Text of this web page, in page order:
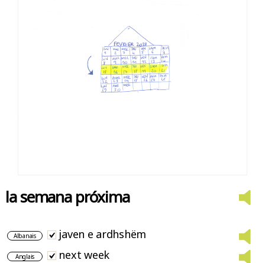
la semana próxima
Albanais javen e ardhshëm
Anglais next week